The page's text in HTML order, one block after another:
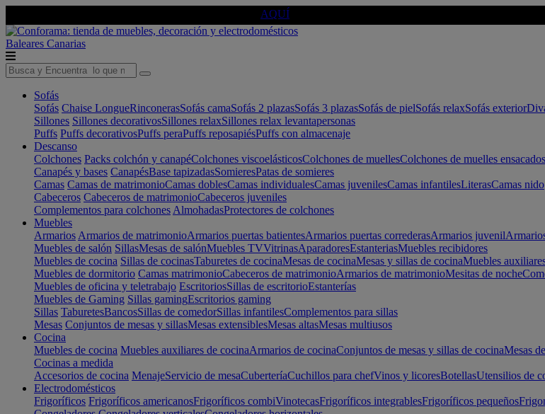
AQUÍ
Baleares Canarias
Sofás
Sofás Chaise LongueRinconerasSofás camaSofás 2 plazasSofás 3 plazasSofás de pielSofás relaxSofás exterior
Sillones Sillones decorativosSillones relaxSillones relax levantapersonas
Puffs Puffs decorativosPuffs peraPuffs reposapiésPuffs con almacenaje
Descanso
Colchones Packs colchón y canapéColchones viscoelásticosColchones de muellesColchones de muelles ensacados
Canapés y bases CanapésBase tapizadasSomieresPatas de somieres
Camas Camas de matrimonioCamas doblesCamas individualesCamas juvenilesCamas infantilesLiterasCamas nido
Cabeceros Cabeceros de matrimonioCabeceros juveniles
Complementos para colchones AlmohadasProtectores de colchones
Muebles
Armarios Armarios de matrimonioArmarios puertas batientesArmarios puertas correderasArmarios juvenil
Muebles de salón SillasMesas de salónMuebles TVVitrinasAparadoresEstanteriasMuebles recibidores
Muebles de cocina Sillas de cocinasTaburetes de cocinaMesas de cocinaMesas y sillas de cocinaMuebles
Muebles de dormitorio Camas matrimonioCabeceros de matrimonioArmarios de matrimonioMesitas de noche
Muebles de oficina y teletrabajo EscritoriosSillas de escritorioEstanterías
Muebles de Gaming Sillas gamingEscritorios gaming
Sillas TaburetesBancosSillas de comedorSillas infantilesComplementos para sillas
Mesas Conjuntos de mesas y sillasMesas extensiblesMesas altasMesas multiusos
Cocina
Muebles de cocina Muebles auxiliares de cocinaArmarios de cocinaConjuntos de mesas y sillas de cocinaMesas
Cocinas a medida
Accesorios de cocina MenajeServicio de mesaCuberteríaCuchillos para chefVinos y licoresBotellasUtensilios de
Electrodomésticos
Frigoríficos Frigoríficos americanosFrigoríficos combiVinotecasFrigoríficos integrablesFrigoríficos pequeños